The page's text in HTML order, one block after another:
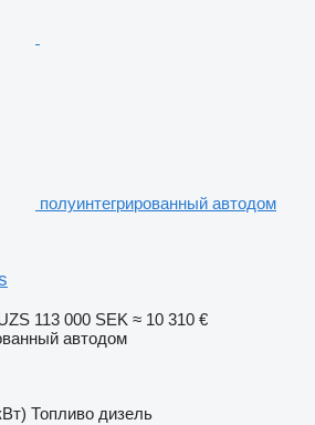
полуинтегрированный автодом
113 000 SEK ≈ 10 310 €
автодом
Топливо дизель